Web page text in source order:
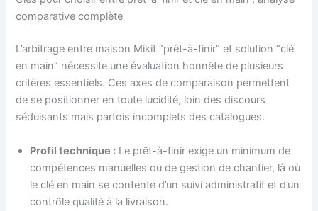
comparative complète
L’arbitrage entre maison Mikit “prêt-à-finir” et solution “clé
en main” nécessite une évaluation honnête de plusieurs
critères essentiels. Ces axes de comparaison permettent
de se positionner en toute lucidité, loin des discours
séduisants mais parfois incomplets des catalogues.
Profil technique : Le prêt-à-finir exige un minimum de
compétences manuelles ou de gestion de chantier, là où
le clé en main se contente d’un suivi administratif et d’un
contrôle qualité à la livraison.